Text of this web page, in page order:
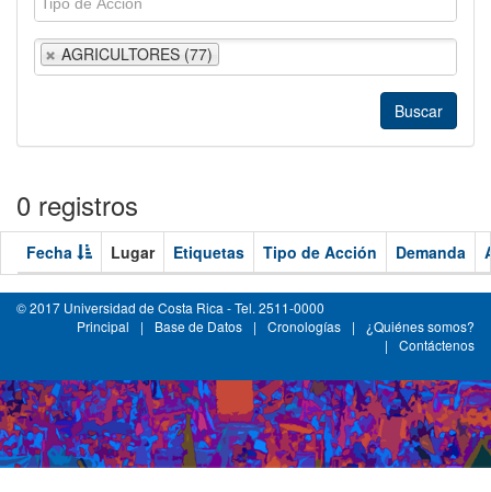
AGRICULTORES (77)
0 registros
Fecha Lugar Etiquetas Tipo de Acción Demanda
© 2017 Universidad de Costa Rica - Tel. 2511-0000
Principal
| Base de Datos | Cronologías |
¿Quiénes somos?
|
Contáctenos